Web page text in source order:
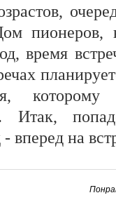
пионеров,
время
Итак,
вперед на